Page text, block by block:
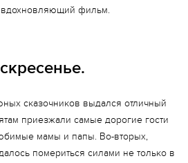
вдохновляющий фильм.
сказочников выдался отличный
приезжали самые дорогие гости
мамы и папы. Во-вторых,
помериться силами не только в